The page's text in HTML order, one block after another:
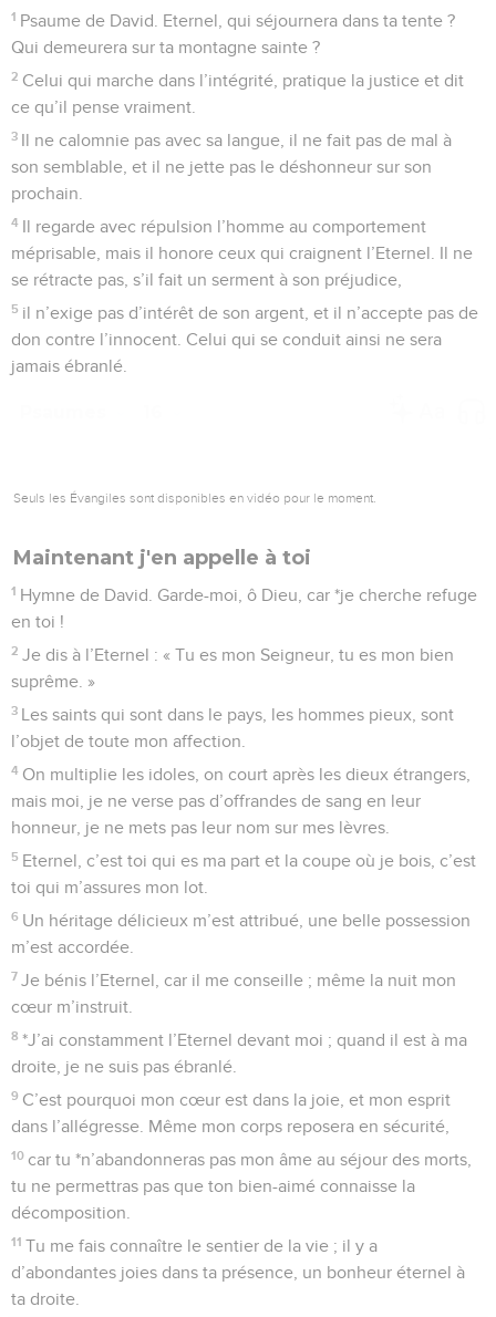
1 Psaume de David. Eternel, qui séjournera dans ta tente ?
Qui demeurera sur ta montagne sainte ?
2 Celui qui marche dans l’intégrité, pratique la justice et dit
ce qu’il pense vraiment.
3 Il ne calomnie pas avec sa langue, il ne fait pas de mal à
son semblable, et il ne jette pas le déshonneur sur son
prochain.
4 Il regarde avec répulsion l’homme au comportement
méprisable, mais il honore ceux qui craignent l’Eternel. Il ne
se rétracte pas, s’il fait un serment à son préjudice,
5 il n’exige pas d’intérêt de son argent, et il n’accepte pas de
don contre l’innocent. Celui qui se conduit ainsi ne sera
jamais ébranlé.
Seuls les Évangiles sont disponibles en vidéo pour le moment.
Maintenant j'en appelle à toi
1 Hymne de David. Garde-moi, ô Dieu, car *je cherche refuge
en toi !
2 Je dis à l’Eternel : « Tu es mon Seigneur, tu es mon bien
suprême. »
3 Les saints qui sont dans le pays, les hommes pieux, sont
l’objet de toute mon affection.
4 On multiplie les idoles, on court après les dieux étrangers,
mais moi, je ne verse pas d’offrandes de sang en leur
honneur, je ne mets pas leur nom sur mes lèvres.
5 Eternel, c’est toi qui es ma part et la coupe où je bois, c’est
toi qui m’assures mon lot.
6 Un héritage délicieux m’est attribué, une belle possession
m’est accordée.
7 Je bénis l’Eternel, car il me conseille ; même la nuit mon
cœur m’instruit.
8 *J’ai constamment l’Eternel devant moi ; quand il est à ma
droite, je ne suis pas ébranlé.
9 C’est pourquoi mon cœur est dans la joie, et mon esprit
dans l’allégresse. Même mon corps reposera en sécurité,
10 car tu *n’abandonneras pas mon âme au séjour des morts,
tu ne permettras pas que ton bien-aimé connaisse la
décomposition.
11 Tu me fais connaître le sentier de la vie ; il y a
d’abondantes joies dans ta présence, un bonheur éternel à
ta droite.